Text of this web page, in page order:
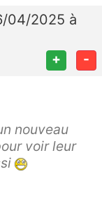
04/2025 à
+ -
nouveau
voir leur